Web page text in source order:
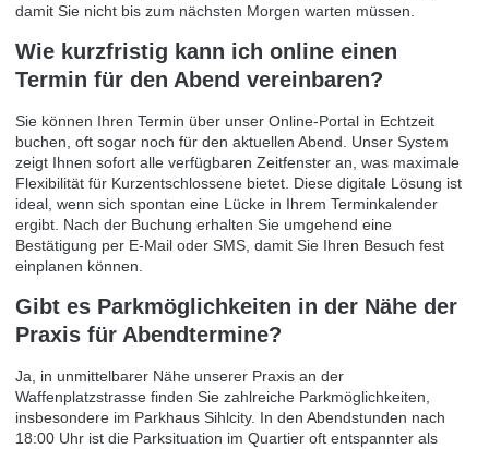
damit Sie nicht bis zum nächsten Morgen warten müssen.
Wie kurzfristig kann ich online einen
Termin für den Abend vereinbaren?
Sie können Ihren Termin über unser Online-Portal in Echtzeit
buchen, oft sogar noch für den aktuellen Abend. Unser System
zeigt Ihnen sofort alle verfügbaren Zeitfenster an, was maximale
Flexibilität für Kurzentschlossene bietet. Diese digitale Lösung ist
ideal, wenn sich spontan eine Lücke in Ihrem Terminkalender
ergibt. Nach der Buchung erhalten Sie umgehend eine
Bestätigung per E-Mail oder SMS, damit Sie Ihren Besuch fest
einplanen können.
Gibt es Parkmöglichkeiten in der Nähe der
Praxis für Abendtermine?
Ja, in unmittelbarer Nähe unserer Praxis an der
Waffenplatzstrasse finden Sie zahlreiche Parkmöglichkeiten,
insbesondere im Parkhaus Sihlcity. In den Abendstunden nach
18:00 Uhr ist die Parksituation im Quartier oft entspannter als